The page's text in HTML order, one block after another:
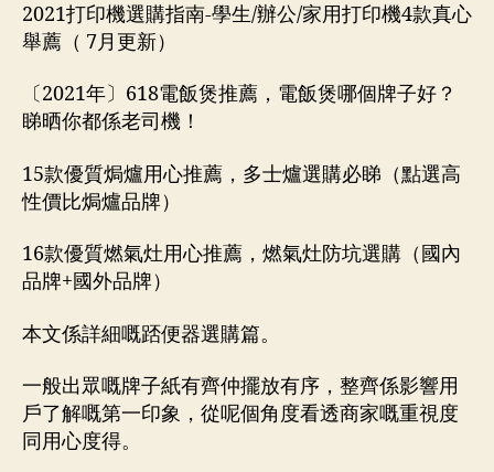
2021打印機選購指南-學生/辦公/家用打印機4款真心
舉薦（ 7月更新）
〔2021年〕618電飯煲推薦，電飯煲哪個牌子好？
睇晒你都係老司機！
15款優質焗爐用心推薦，多士爐選購必睇（點選高
性價比焗爐品牌）
16款優質燃氣灶用心推薦，燃氣灶防坑選購（國內
品牌+國外品牌）
本文係詳細嘅踎便器選購篇。
一般出眾嘅牌子紙有齊仲擺放有序，整齊係影響用
戶了解嘅第一印象，從呢個角度看透商家嘅重視度
同用心度得。